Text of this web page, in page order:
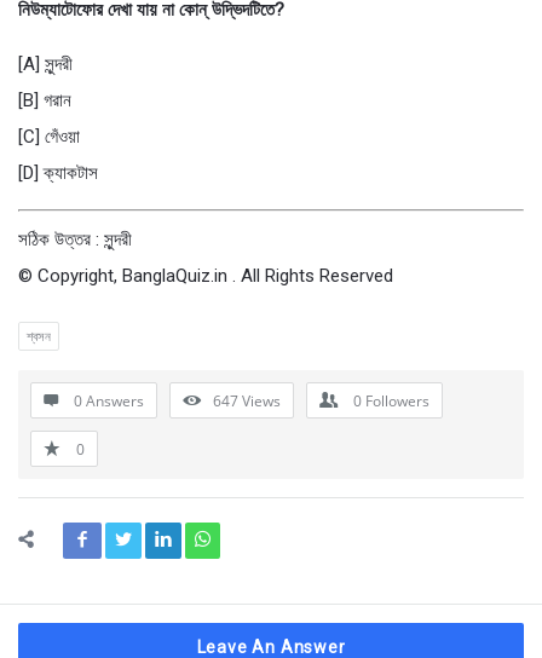
নিউম্যাটোফোর দেখা যায় না কোন্ উদ্ভিদটিতে?
[A] সুন্দরী
[B] গরান
[C] গেঁওয়া
[D] ক্যাকটাস
সঠিক উত্তর : সুন্দরী
© Copyright, BanglaQuiz.in . All Rights Reserved
শ্বসন
0 Answers 647Views 0 Followers
0
Leave An Answer